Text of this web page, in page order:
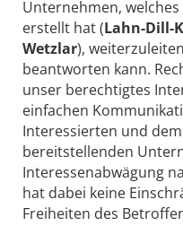
Unternehmen,
erstellt hat (Lahn-Dill-
Wetzlar),
beantworten kann.
unser berechtigtes
einfachen
Interessierten und
bereitstellenden
Interessenabwägung
hat dabei keine
Freiheiten des